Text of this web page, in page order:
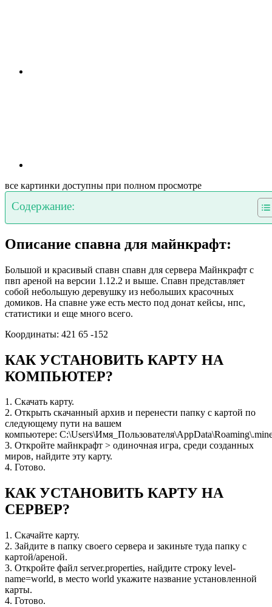
все картинки доступны при полном просмотре
Содержание:
Описание спавна для майнкрафт:
Большой и красивый спавн спавн для сервера Майнкрафт с
пвп ареной на версии 1.12.2 и выше. Спавн представляет
собой небольшую деревушку из небольших красочных
домиков. На спавне уже есть место под донат кейсы, нпс,
статистики и еще много всего.
Координаты: 421 65 -152
КАК УСТАНОВИТЬ КАРТУ НА
КОМПЬЮТЕР?
1. Скачать карту.
2. Открыть скачанный архив и перенести папку с картой по
следующему пути на вашем
компьютере:
3. Откройте майнкрафт > одиночная игра, среди созданных
миров, найдите эту карту.
4. Готово.
КАК УСТАНОВИТЬ КАРТУ НА
СЕРВЕР?
1. Скачайте карту.
2. Зайдите в папку своего сервера и закиньте туда папку с
картой/ареной.
3. Откройте файл server.properties, найдите строку level-
name=world, в место world укажите название установленной
карты.
4. Готово.